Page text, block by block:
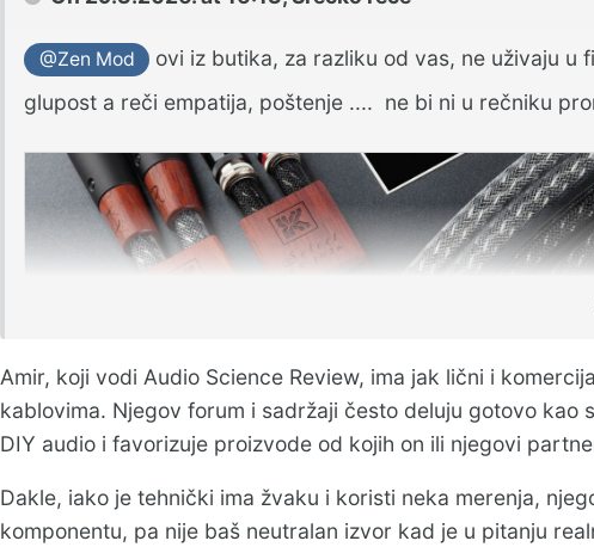
@Zen Mod
ovi iz butika, za razliku od vas, ne uživaju u
glupost a reči empatija, poštenje .... ne bi ni u rečniku
Comparison of $4,000 boutique audio cable to $7 Amazon Basics cable shows audiophiles waste a lot of money — scientific audio equipment analysis with analyzer shows no difference in quality |
WWW.TOMSHARDWARE.COM
'Black Pearl solid silver conductors drawn in diamond
dies and insulated with virgin FEP dielectric' doesn't
Amir, koji vodi Audio Science Review, ima jak lični i
kablovima. Njegov forum i sadržaji često deluju gotovo
DIY audio i favorizuje proizvode od kojih on ili njegovi
Dakle, iako je tehnički ima žvaku i koristi neka merenja,
komponentu, pa nije baš neutralan izvor kad je u pitanju